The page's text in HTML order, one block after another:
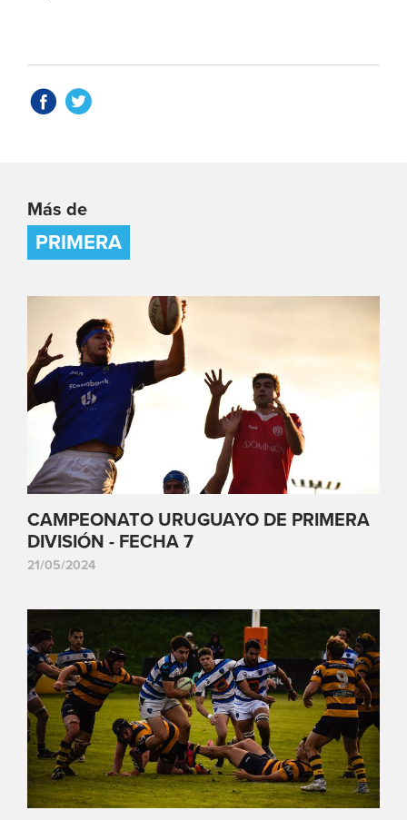
Más de
PRIMERA
CAMPEONATO URUGUAYO DE PRIMERA
DIVISIÓN - FECHA 7
21/05/2024